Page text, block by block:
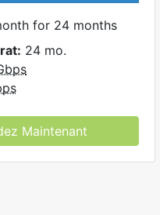
for 24 months
24 mo.
Maintenant